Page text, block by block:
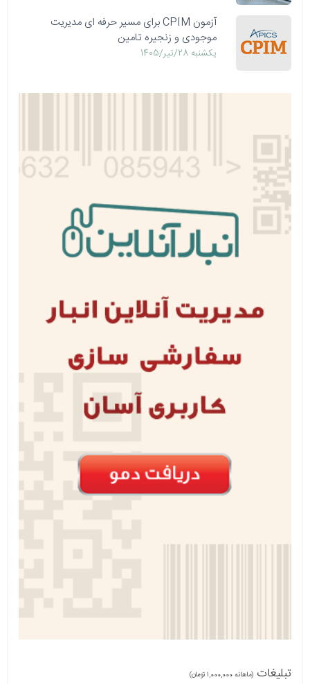
آزمون CPIM برای مسیر حرفه ای مدیریت
موجودی و زنجیره تامین
يكشنبه 28/تیر/1405
تبلیغات (ماهانه 1,000,000 تومان)